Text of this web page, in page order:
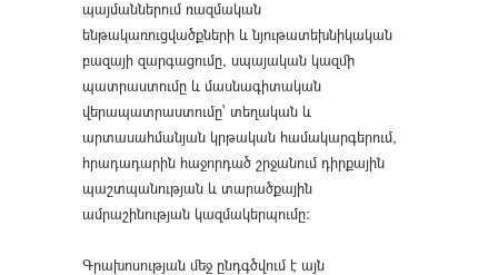
պայմաններում ռազմական
ենթակառուցվածքների և նյութատեխնիկական
բազայի զարգացումը, սպայական կազմի
պատրաստումը և մասնագիտական
վերապատրաստումը՝ տեղական և
արտասահմանյան կրթական համակարգերում,
հրադադարին հաջորդած շրջանում դիրքային
պաշտպանության և տարածքային
ամրաշինության կազմակերպումը։
Գրախոսության մեջ ընդգծվում է այն